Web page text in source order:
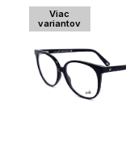
Viac
variantov